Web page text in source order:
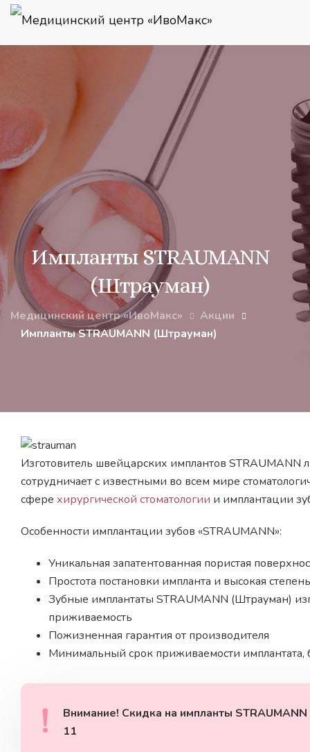
Импланты STRAUMANN
(Штрауман)
Медицинский центр «ИвоМакс»
Акции
Импланты STRAUMANN (Штрауман)
Изготовитель швейцарских имплантов
сотрудничает с известными во всем мире
сфере хирургической стоматологии и имплантации
Особенности имплантации зубов «STRAUMANN»:
Уникальная запатентованная пористая
Простота постановки импланта и высокая
Зубные имплантаты STRAUMANN (Штрауман)
приживаемость
Пожизненная гарантия от производителя
Минимальный срок приживаемости имплантата,
Внимание! Скидка на импланты
11
На нашем сайте используются куки-файлы, потому что без